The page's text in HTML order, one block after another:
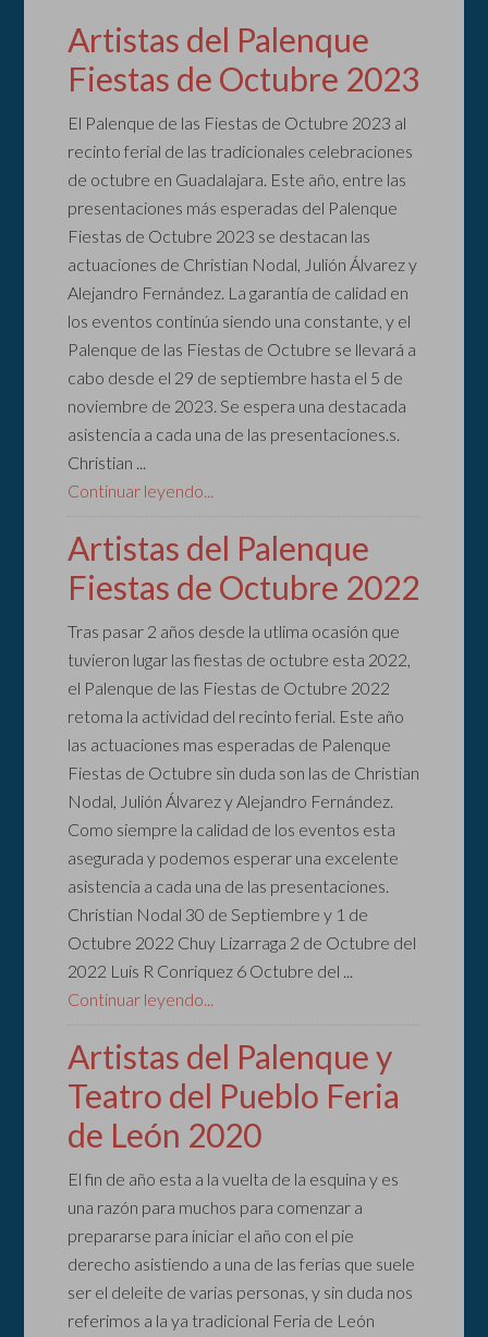
Artistas del Palenque
Fiestas de Octubre 2023
El Palenque de las Fiestas de Octubre 2023 al
recinto ferial de las tradicionales celebraciones
de octubre en Guadalajara. Este año, entre las
presentaciones más esperadas del Palenque
Fiestas de Octubre 2023 se destacan las
actuaciones de Christian Nodal, Julión Álvarez y
Alejandro Fernández. La garantía de calidad en
los eventos continúa siendo una constante, y el
Palenque de las Fiestas de Octubre se llevará a
cabo desde el 29 de septiembre hasta el 5 de
noviembre de 2023. Se espera una destacada
asistencia a cada una de las presentaciones.s.
Christian ...
Continuar leyendo...
Artistas del Palenque
Fiestas de Octubre 2022
Tras pasar 2 años desde la utlima ocasión que
tuvieron lugar las fiestas de octubre esta 2022,
el Palenque de las Fiestas de Octubre 2022
retoma la actividad del recinto ferial. Este año
las actuaciones mas esperadas de Palenque
Fiestas de Octubre sin duda son las de Christian
Nodal, Julión Álvarez y Alejandro Fernández.
Como siempre la calidad de los eventos esta
asegurada y podemos esperar una excelente
asistencia a cada una de las presentaciones.
Christian Nodal 30 de Septiembre y 1 de
Octubre 2022 Chuy Lizarraga 2 de Octubre del
2022 Luis R Conriquez 6 Octubre del ...
Continuar leyendo...
Artistas del Palenque y
Teatro del Pueblo Feria
de León 2020
El fin de año esta a la vuelta de la esquina y es
una razón para muchos para comenzar a
prepararse para iniciar el año con el pie
derecho asistiendo a una de las ferias que suele
ser el deleite de varias personas, y sin duda nos
referimos a la ya tradicional Feria de León